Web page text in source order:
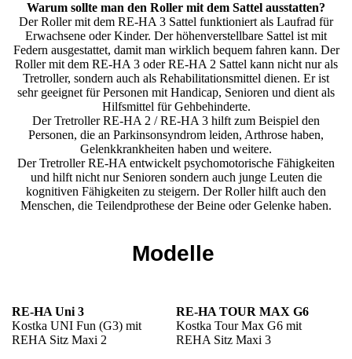
Warum sollte man den Roller mit dem Sattel ausstatten?
Der Roller mit dem RE-HA 3 Sattel funktioniert als Laufrad für
Erwachsene oder Kinder. Der höhenverstellbare Sattel ist mit
Federn ausgestattet, damit man wirklich bequem fahren kann. Der
Roller mit dem RE-HA 3 oder RE-HA 2 Sattel kann nicht nur als
Tretroller, sondern auch als Rehabilitationsmittel dienen. Er ist
sehr geeignet für Personen mit Handicap, Senioren und dient als
Hilfsmittel für Gehbehinderte.
Der Tretroller RE-HA 2 / RE-HA 3 hilft zum Beispiel den
Personen, die an Parkinsonsyndrom leiden, Arthrose haben,
Gelenkkrankheiten haben und weitere.
Der Tretroller RE-HA entwickelt psychomotorische Fähigkeiten
und hilft nicht nur Senioren sondern auch junge Leuten die
kognitiven Fähigkeiten zu steigern. Der Roller hilft auch den
Menschen, die Teilendprothese der Beine oder Gelenke haben.
Modelle
RE-HA Uni 3
Kostka UNI Fun (G3) mit
REHA Sitz Maxi 2
RE-HA TOUR MAX G6
Kostka Tour Max G6 mit
REHA Sitz Maxi 3